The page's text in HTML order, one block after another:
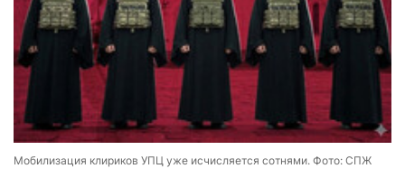
Мобилизация клириков УПЦ уже исчисляется сотнями. Фото: СПЖ